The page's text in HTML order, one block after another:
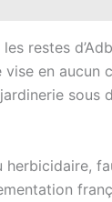
restes
en
sous